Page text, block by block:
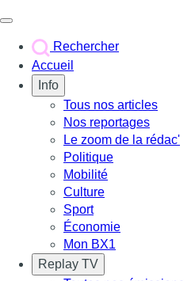
Rechercher
Accueil
Info
Tous nos articles
Nos reportages
Le zoom de la rédac'
Politique
Mobilité
Culture
Sport
Économie
Mon BX1
Replay TV